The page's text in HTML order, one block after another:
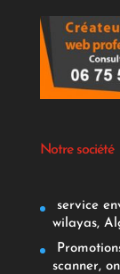
Notre société
service
wilayas,
scanner,